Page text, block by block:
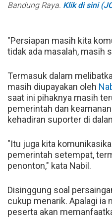
Bandung Raya. Klik di sini
"Persiapan masih kita
tidak ada masalah, masih
Termasuk dalam
masih diupayakan oleh
saat ini pihaknya masih
pemerintah dan
kehadiran suporter di
"Itu juga kita
pemerintah setempat,
penonton," kata Nabil.
Disinggung soal
cukup menarik. Apalagi ia
peserta akan